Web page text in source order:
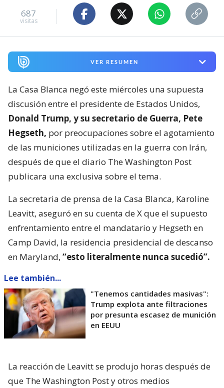
687
visitas
VER RESUMEN
La Casa Blanca negó este miércoles una supuesta
discusión entre el presidente de Estados Unidos,
Donald Trump, y su secretario de Guerra, Pete
Hegseth, por preocupaciones sobre el agotamiento
de las municiones utilizadas en la guerra con Irán,
después de que el diario The Washington Post
publicara una exclusiva sobre el tema.
La secretaria de prensa de la Casa Blanca, Karoline
Leavitt, aseguró en su cuenta de X que el supuesto
enfrentamiento entre el mandatario y Hegseth en
Camp David, la residencia presidencial de descanso
en Maryland, “esto literalmente nunca sucedió”.
Lee también...
"Tenemos cantidades masivas":
Trump explota ante filtraciones
por presunta escasez de munición
en EEUU
La reacción de Leavitt se produjo horas después de
que The Washington Post y otros medios